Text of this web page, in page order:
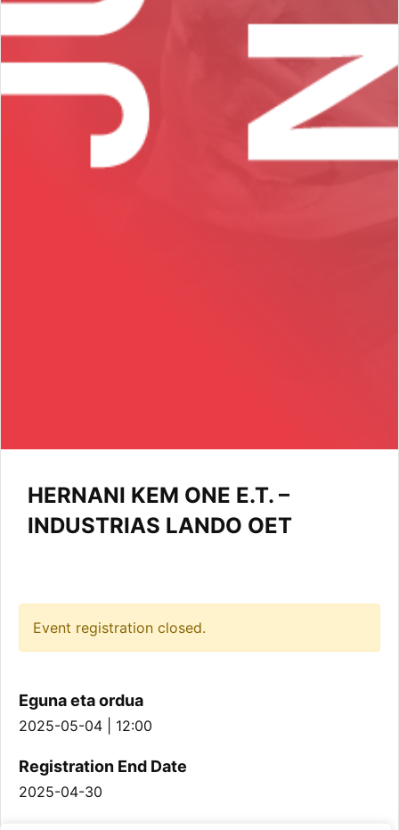
HERNANI KEM ONE E.T. –
INDUSTRIAS LANDO OET
Event registration closed.
Eguna eta ordua
2025-05-04 | 12:00
Registration End Date
2025-04-30